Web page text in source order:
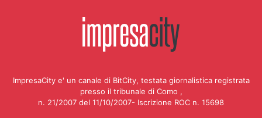
ImpresaCity e' un canale di BitCity, testata giornalistica registrata
presso il tribunale di Como ,
n. 21/2007 del 11/10/2007- Iscrizione ROC n. 15698